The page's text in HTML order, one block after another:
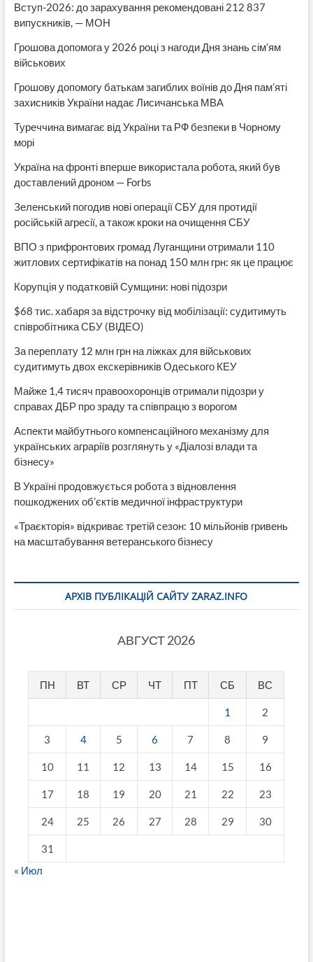
Вступ-2026: до зарахування рекомендовані 212 837
випускників, — МОН
Грошова допомога у 2026 році з нагоди Дня знань сім’ям
військових
Грошову допомогу батькам загиблих воїнів до Дня пам’яті
захисників України надає Лисичанська МВА
Туреччина вимагає від України та РФ безпеки в Чорному
морі
Україна на фронті вперше використала робота, який був
доставлений дроном — Forbs
Зеленський погодив нові операції СБУ для протидії
російській агресії, а також кроки на очищення СБУ
ВПО з прифронтових громад Луганщини отримали 110
житлових сертифікатів на понад 150 млн грн: як це працює
Корупція у податковій Сумщини: нові підозри
$68 тис. хабаря за відстрочку від мобілізації: судитимуть
співробітника СБУ (ВІДЕО)
За переплату 12 млн грн на ліжках для військових
судитимуть двох екскерівників Одеського КЕУ
Майже 1,4 тисяч правоохоронців отримали підозри у
справах ДБР про зраду та співпрацю з ворогом
Аспекти майбутнього компенсаційного механізму для
українських аграріїв розглянуть у «Діалозі влади та
бізнесу»
В Україні продовжується робота з відновлення
пошкоджених об’єктів медичної інфраструктури
«Траєкторія» відкриває третій сезон: 10 мільйонів гривень
на масштабування ветеранського бізнесу
АРХІВ ПУБЛІКАЦІЙ САЙТУ ZARAZ.INFO
АВГУСТ 2026
ПН ВТ СР ЧТ ПТ СБ ВС
1 2
3 4 5 6 7 8 9
10 11 12 13 14 15 16
17 18 19 20 21 22 23
24 25 26 27 28 29 30
31
« Июл